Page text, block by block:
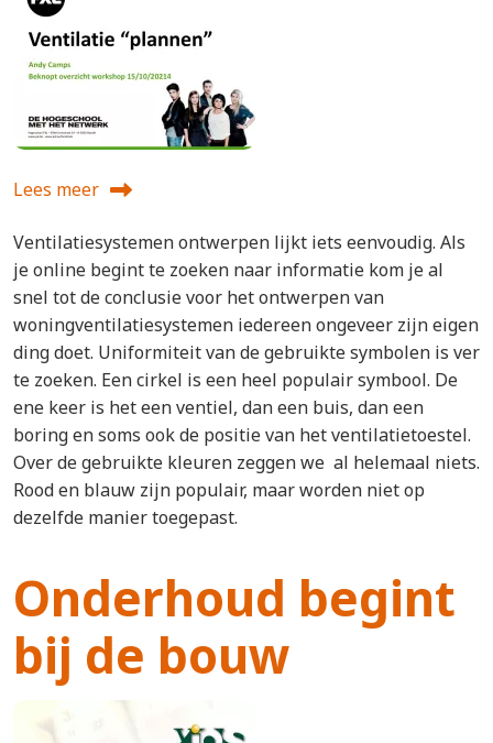
Lees meer
over Ventilatie plannen
Ventilatiesystemen ontwerpen lijkt iets eenvoudig. Als
je online begint te zoeken naar informatie kom je al
snel tot de conclusie voor het ontwerpen van
woningventilatiesystemen iedereen ongeveer zijn eigen
ding doet. Uniformiteit van de gebruikte symbolen is ver
te zoeken. Een cirkel is een heel populair symbool. De
ene keer is het een ventiel, dan een buis, dan een
boring en soms ook de positie van het ventilatietoestel.
Over de gebruikte kleuren zeggen we al helemaal niets.
Rood en blauw zijn populair, maar worden niet op
dezelfde manier toegepast.
Onderhoud begint
bij de bouw